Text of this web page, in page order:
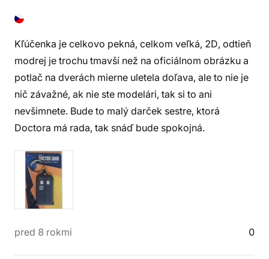
Kľúčenka je celkovo pekná, celkom veľká, 2D, odtieň
modrej je trochu tmavší než na oficiálnom obrázku a
potlač na dverách mierne uletela doľava, ale to nie je
nič závažné, ak nie ste modelári, tak si to ani
nevšimnete. Bude to malý darček sestre, ktorá
Doctora má rada, tak snáď bude spokojná.
pred 8 rokmi 0